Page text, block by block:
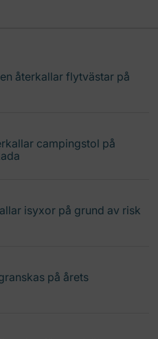
återkallar flytvästar på
campingstol på
isyxor på grund av risk
på årets